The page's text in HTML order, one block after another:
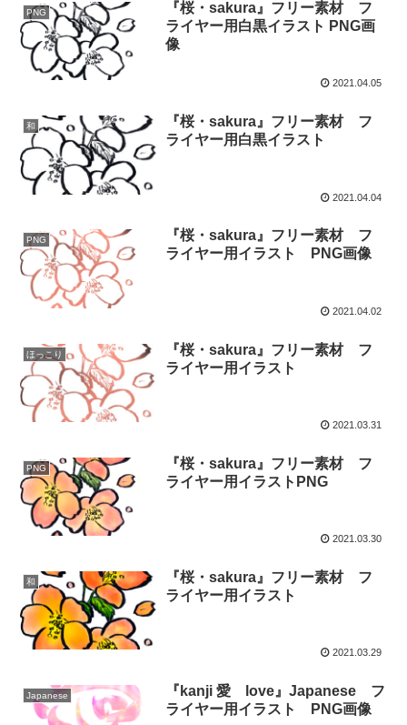
PNG
『桜・sakura』フリー素材 フ
ライヤー用白黒イラスト PNG画
像
2021.04.05
和
『桜・sakura』フリー素材 フ
ライヤー用白黒イラスト
2021.04.04
PNG
『桜・sakura』フリー素材 フ
ライヤー用イラスト PNG画像
2021.04.02
ほっこり
『桜・sakura』フリー素材 フ
ライヤー用イラスト
2021.03.31
PNG
『桜・sakura』フリー素材 フ
ライヤー用イラストPNG
2021.03.30
和
『桜・sakura』フリー素材 フ
ライヤー用イラスト
2021.03.29
Japanese
『kanji 愛 love』Japanese フ
ライヤー用イラスト PNG画像